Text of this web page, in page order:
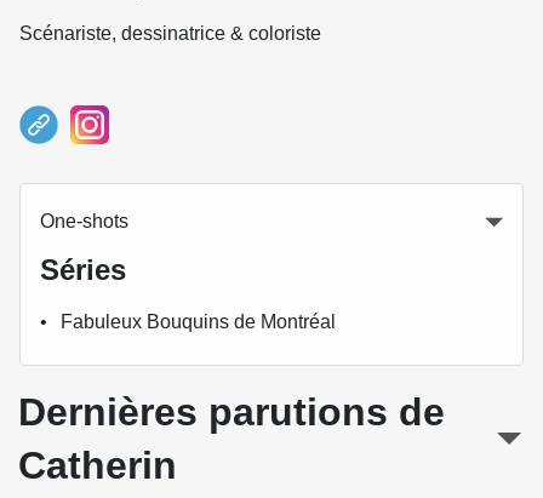
Scénariste, dessinatrice & coloriste
One-shots
Séries
Fabuleux Bouquins de Montréal
Dernières parutions de
Catherin